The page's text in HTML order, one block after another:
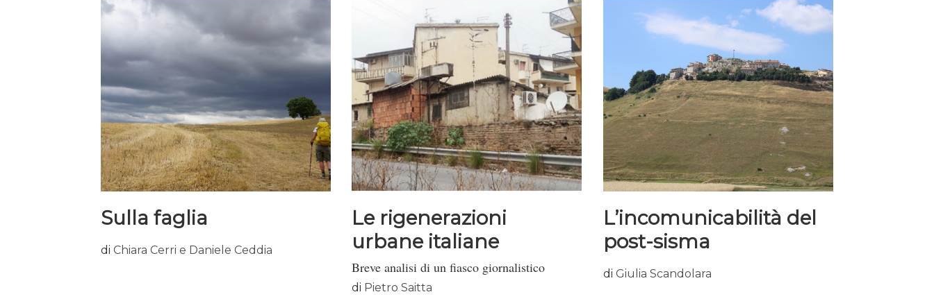
ricerca sul post-terremoto del 2016-17”,
recentemente curato da Emidio di Treviri. Il
libro raccoglie i contributi di giovani
laureandi e ricercatori che hanno risposto alla
prima call pubblica del Premio Massimo
dell’Orso, di cui proprio in questi giorni è
stata annunciata la seconda edizione.
Sulla faglia
di Chiara Cerri e Daniele Ceddia
Le rigenerazioni
urbane italiane
secondo il New...
Breve analisi di un fiasco giornalistico
di Pietro Saitta
L’incomunicabilità del
post-sisma
di Giulia Scandolara